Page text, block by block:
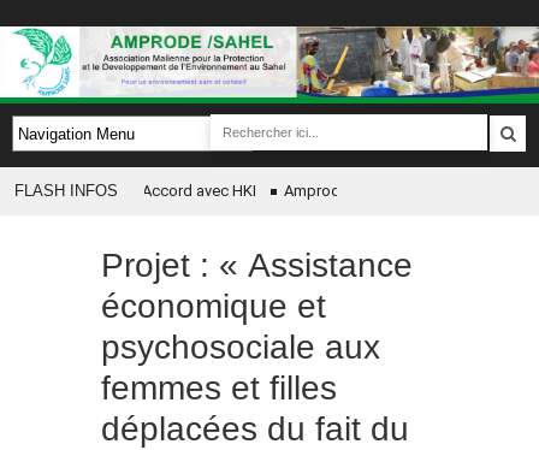
FLASH INFOS
de Protocol d’Accord avec HKI Amprode SAHEL célèbre chaque
des kits scolaires aux enfants par AMPRODE Sahel a GAO
Projet : « Assistance
économique et
psychosociale aux
femmes et filles
déplacées du fait du